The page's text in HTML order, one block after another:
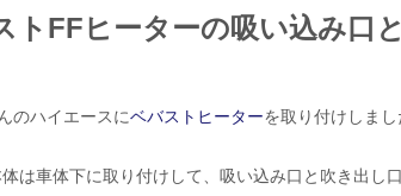
トFFヒーターの吸い込み口
のハイエースにベバストヒーターを取り付けしまし
は車体下に取り付けして、吸い込み口と吹き出し